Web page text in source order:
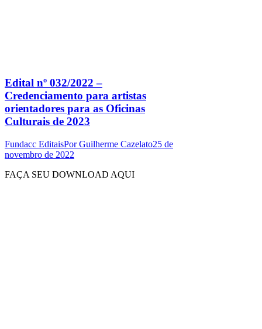
Edital nº 032/2022 –
Credenciamento para artistas
orientadores para as Oficinas
Culturais de 2023
Fundacc EditaisPorGuilherme Cazelato25 de
novembro de 2022
FAÇA SEU DOWNLOAD AQUI